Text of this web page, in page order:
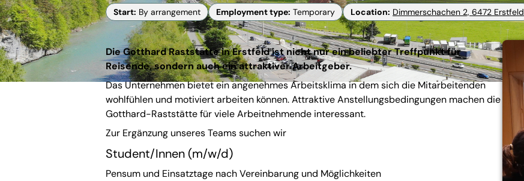
Start: By arrangement Employment type: Temporary Location: Dimmerschachen 2, 6472 Erstfeld
Die Gotthard Raststätte in Erstfeld ist nicht nur ein beliebter Treffpunkt für
Reisende, sondern auch ein attraktiver Arbeitgeber.
Das Unternehmen bietet ein angenehmes Arbeitsklima in dem sich die Mitarbeitenden
wohlfühlen und motiviert arbeiten können. Attraktive Anstellungsbedingungen machen die
Gotthard-Raststätte für viele Arbeitnehmende interessant.
Zur Ergänzung unseres Teams suchen wir
Student/Innen (m/w/d)
Pensum und Einsatztage nach Vereinbarung und Möglichkeiten